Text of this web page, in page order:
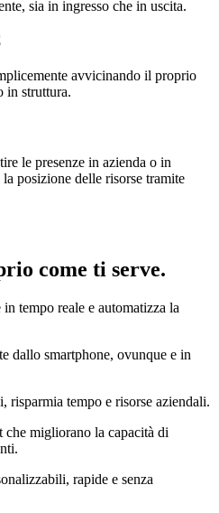
sia in ingresso che in uscita.
avvicinando il proprio
in struttura.
le presenze in azienda o in
posizione delle risorse tramite
come ti serve.
tempo reale e automatizza la
dallo smartphone, ovunque e in
risparmia tempo e risorse aziendali.
che migliorano la capacità di
rapide e senza